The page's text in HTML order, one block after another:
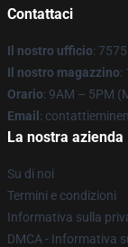
Contattaci
Il nostro ufficio:
Il nostro magazzino:
Orario: 9AM – 5PM
Email :
La nostra azienda
Su di noi
Termini e condizioni
Informativa sulla
DMCA - Informativa